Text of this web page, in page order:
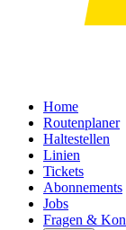
Home
Routenplaner
Haltestellen
Linien
Tickets
Abonnements
Jobs
Fragen &